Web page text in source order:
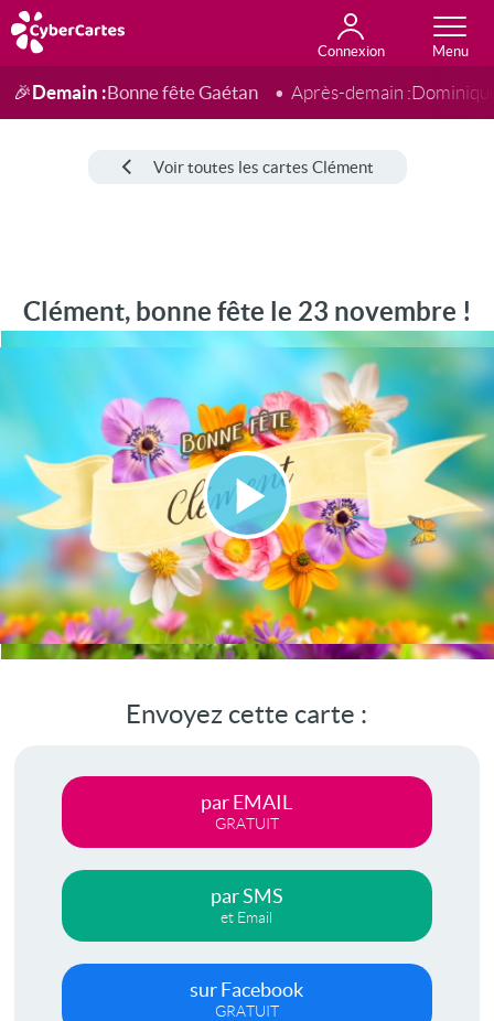
Connexion
Anniversaire
Fête du jour
Amour
Amitié
Merci
Toutes les cartes
🎉Demain :Bonne fête Gaétan Après-demain :
Voir toutes les cartes Clément
Clément, bonne fête le 23 novembre !
Lire
la
vidéo
Envoyez cette carte :
par EMAIL
GRATUIT
par SMS
et Email
sur Facebook
GRATUIT